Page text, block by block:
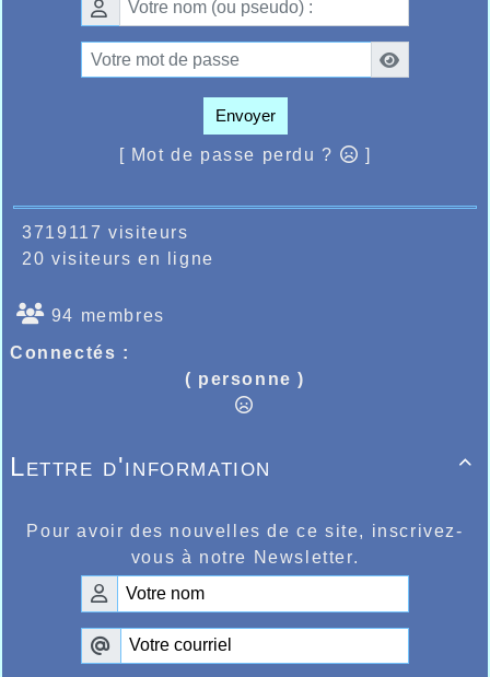
Voilà une année 2022 qui se termine
agréablement pour ces athlètes en herbe
avec une saison 2023 dont le premier grand
objectif se situera le 22 janvier à Lille pour
Tous les résultats ci-dessous :
https://bases.athle.fr/asp.net/liste.aspx?
Envoyer
[ Mot de passe perdu ? ]
3719117 visiteurs
20 visiteurs en ligne
94 membres
Connectés :
( personne )

Lettre d'information
Pour avoir des nouvelles de ce site, inscrivez-
vous à notre Newsletter.